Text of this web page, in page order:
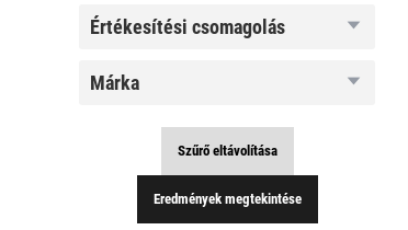
értékesítési
értékesítési csomagolás
márka
márka
Szűrő eltávolítása
Eredmények megtekintése